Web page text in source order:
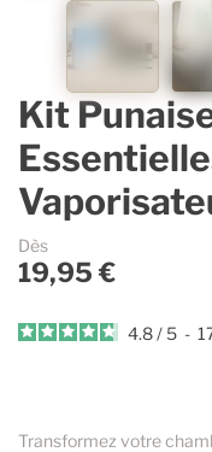
Espace Pro
La marque
Kit
Dès
19,95 €
4.8/ 5 -
Transformez votre